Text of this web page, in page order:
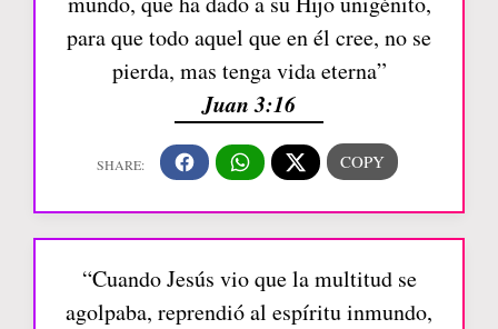
para que todo aquel que en él cree, no se
pierda, mas tenga vida eterna”
Juan 3:16
“Cuando Jesús vio que la multitud se
agolpaba, reprendió al espíritu inmundo,